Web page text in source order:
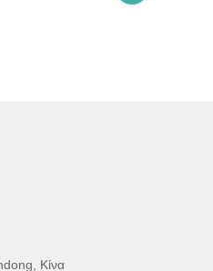
Κίνα